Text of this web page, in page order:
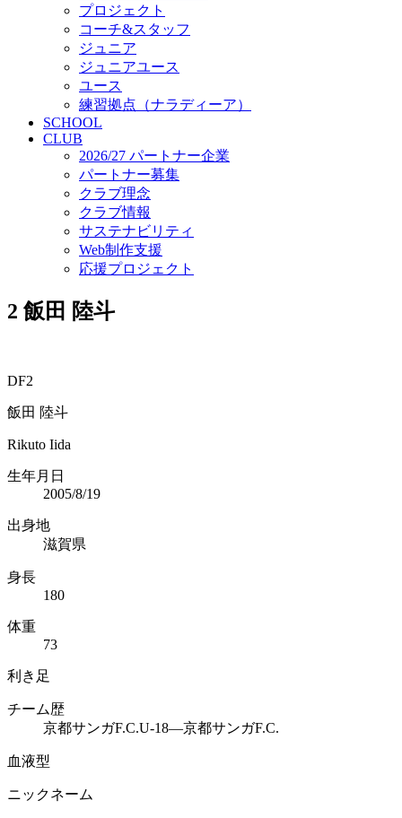
プロジェクト
コーチ&スタッフ
ジュニア
ジュニアユース
ユース
練習拠点（ナラディーア）
SCHOOL
CLUB
2026/27 パートナー企業
パートナー募集
クラブ理念
クラブ情報
サステナビリティ
Web制作支援
応援プロジェクト
2 飯田 陸斗
DF2
飯田 陸斗
Rikuto Iida
生年月日
2005/8/19
出身地
滋賀県
身長
180
体重
73
利き足
チーム歴
京都サンガF.C.U-18―京都サンガF.C.
血液型
ニックネーム